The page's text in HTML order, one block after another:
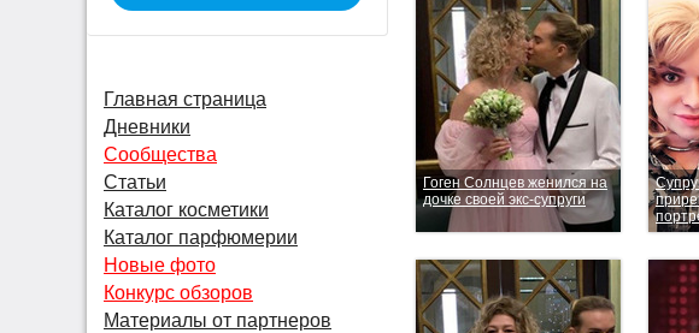
Гоген Солнцев женился на
дочке своей экс-супруги
Главная страница
Дневники
Сообщества
Статьи
Каталог косметики
Каталог парфюмерии
Новые фото
Конкурс обзоров
Материалы от партнеров